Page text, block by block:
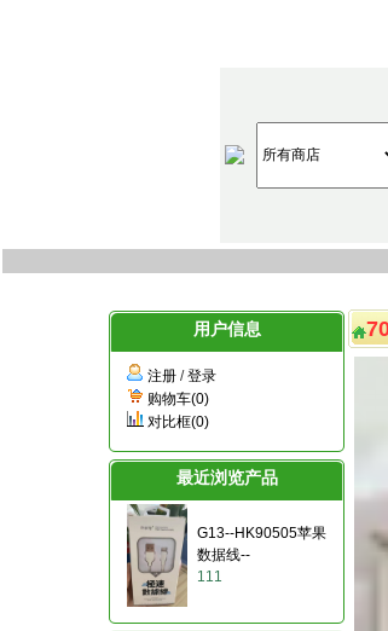
用户信息
注册 /登录
购物车(0)
对比框(0)
最近浏览产品
G13--HK90505苹果
数据线--
111